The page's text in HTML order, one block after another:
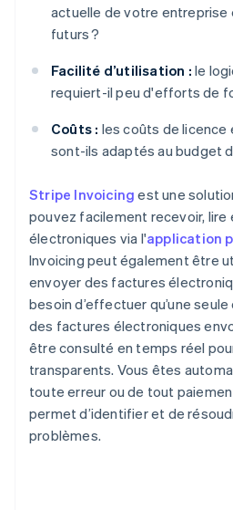
actuelle de votre entreprise
futurs ?
Facilité d’utilisation : le
requiert-il peu d'efforts de
Coûts : les coûts de licence
sont-ils adaptés au budget
Stripe Invoicing est une
pouvez facilement recevoir,
électroniques via l'application
Invoicing peut également être
envoyer des factures
besoin d’effectuer qu’une
des factures électroniques
être consulté en temps réel
transparents. Vous êtes
toute erreur ou de tout
permet d’identifier et de
problèmes.